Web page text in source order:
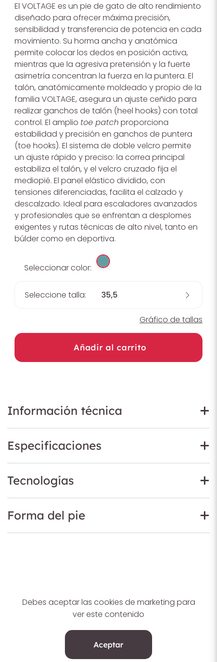
El VOLTAGE es un pie de gato de alto rendimiento
diseñado para ofrecer máxima precisión,
sensibilidad y transferencia de potencia en cada
movimiento. Su horma ancha y anatómica
permite colocar los dedos en posición activa,
mientras que la agresiva pretensión y la fuerte
asimetría concentran la fuerza en la puntera. El
talón, anatómicamente moldeado y propio de la
familia VOLTAGE, asegura un ajuste ceñido para
realizar ganchos de talón (heel hooks) con total
control. El amplio toe patch proporciona
estabilidad y precisión en ganchos de puntera
(toe hooks). El sistema de doble velcro permite
un ajuste rápido y preciso: la correa principal
estabiliza el talón, y el velcro cruzado fija el
mediopié. El panel elástico dividido, con
tensiones diferenciadas, facilita el calzado y
descalzado. Ideal para escaladores avanzados
y profesionales que se enfrentan a desplomes
exigentes y rutas técnicas de alto nivel, tanto en
búlder como en deportiva.
Seleccionar color:
Seleccione talla: 35,5
Gráfico de tallas
Añadir al carrito
Información técnica
Especificaciones
Tecnologías
Forma del pie
Debes aceptar las cookies de marketing para
ver este contenido
Aceptar